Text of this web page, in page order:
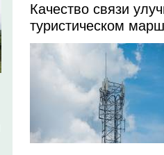
Качество связи
туристическом